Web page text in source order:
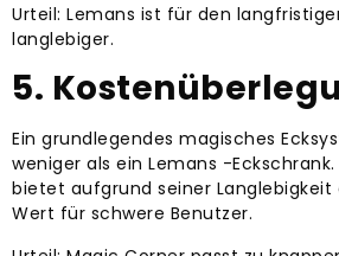
Urteil: Lemans ist für den
langlebiger.
5.
Ein grundlegendes magisches
weniger als ein Lemans -
bietet aufgrund seiner Langlebigkeit
Wert für schwere Benutzer.